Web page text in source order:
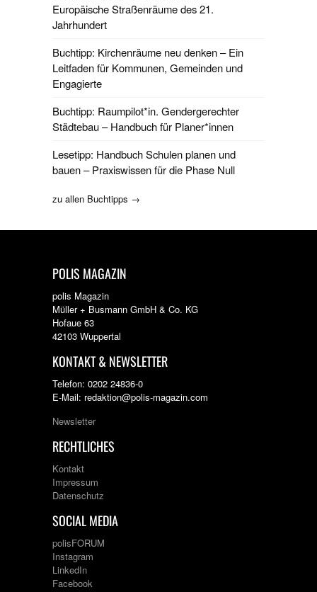
Europäische Straßenräume des 21.
Jahrhundert
Buchtipp: Kirchenräume neu denken – Ein
Leitfaden für Kommunen, Gemeinden und
Engagierte
Buchtipp: Raumpilot*in. Gendergerechter
Städtebau – Handbuch für Planer*innen
Lesetipp: Handbuch Schulen planen und
bauen – Praxiswissen für die Phase Null
zu allen Buchtipps →
POLIS MAGAZIN
polis Magazin
Müller + Busmann GmbH & Co. KG
Hofaue 63
42103 Wuppertal
KONTAKT & NEWSLETTER
Telefon: 0202 24836-0
E-Mail: redaktion@polis-magazin.com
Newsletter
RECHTLICHES
Kontakt
Impressum
Datenschutz
SOCIAL MEDIA
polisFORUM
Instagram
LinkedIn
Facebook